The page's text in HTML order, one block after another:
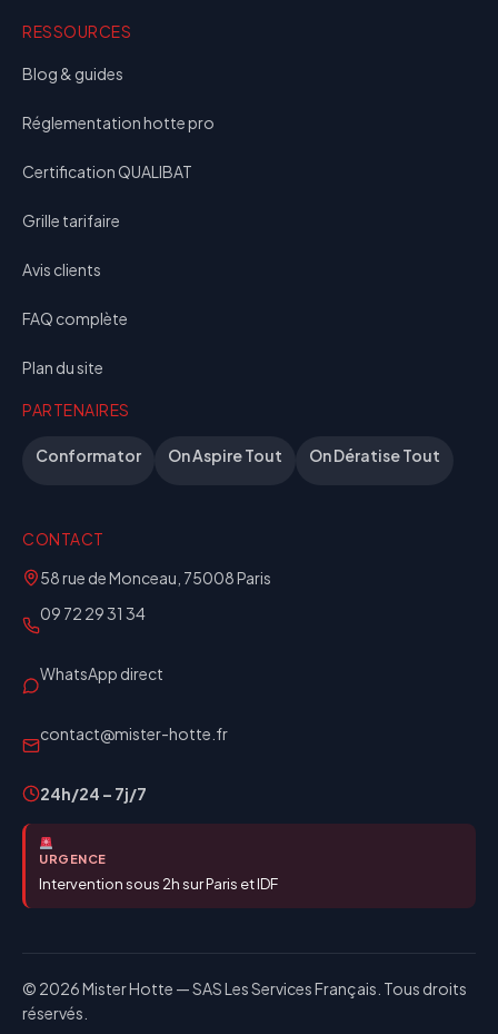
RESSOURCES
Blog & guides
Réglementation hotte pro
Certification QUALIBAT
Grille tarifaire
Avis clients
FAQ complète
Plan du site
PARTENAIRES
Conformator On Aspire Tout On Dératise Tout
CONTACT
58 rue de Monceau, 75008 Paris
09 72 29 31 34
WhatsApp direct
contact@mister-hotte.fr
24h/24 – 7j/7
URGENCE
Intervention sous 2h sur Paris et IDF
© 2026 Mister Hotte — SAS Les Services Français. Tous droits
réservés.